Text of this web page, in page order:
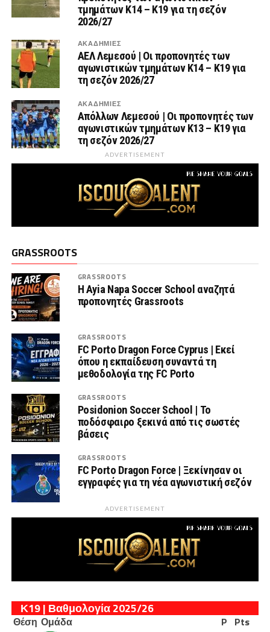
τμημάτων Κ14 – Κ19 για τη σεζόν
2026/27
ΑΚΑΔΗΜΙΕΣ
ΑΕΛ Λεμεσού | Οι προπονητές των
αγωνιστικών τμημάτων Κ14 – Κ19 για
τη σεζόν 2026/27
ΑΚΑΔΗΜΙΕΣ
Απόλλων Λεμεσού | Οι προπονητές των
αγωνιστικών τμημάτων Κ13 – Κ19 για
τη σεζόν 2026/27
ADVERTISEMENT
GRASSROOTS
GRASSROOTS
Η Ayia Napa Soccer School αναζητά
προπονητές Grassroots
GRASSROOTS
FC Porto Dragon Force Cyprus | Εκεί
όπου η εκπαίδευση συναντά τη
μεθοδολογία της FC Porto
GRASSROOTS
Posidonion Soccer School | Το
ποδόσφαιρο ξεκινά από τις σωστές
βάσεις
GRASSROOTS
FC Porto Dragon Force | Ξεκίνησαν οι
εγγραφές για τη νέα αγωνιστική σεζόν
ADVERTISEMENT
Κ19 | Βαθμολογία 2025/26
Θέση Ομάδα P Pts